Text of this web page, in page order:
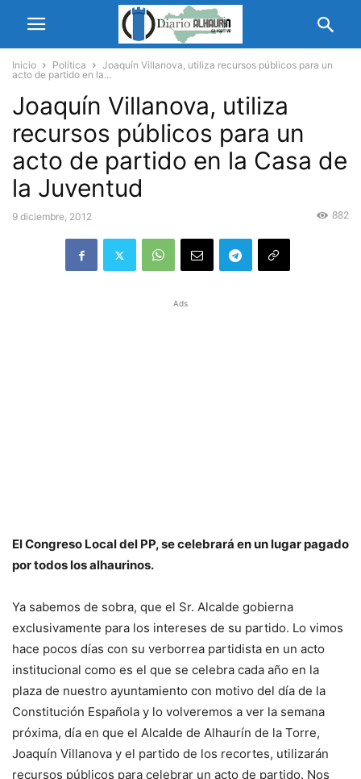
Inicio Política
Joaquín Villanova, utiliza recursos públicos para un
acto de partido en la...
Joaquín Villanova, utiliza
recursos públicos para un
acto de partido en la Casa de
la Juventud
9 diciembre, 2012 882
Ads
El Congreso Local del PP, se celebrará en un lugar pagado
por todos los alhaurinos.
Ya sabemos de sobra, que el Sr. Alcalde gobierna
exclusivamente para los intereses de su partido. Lo vimos
hace pocos días con su verborrea partidista en un acto
institucional como es el que se celebra cada año en la
plaza de nuestro ayuntamiento con motivo del día de la
Constitución Española y lo volveremos a ver la semana
próxima, día en que el Alcalde de Alhaurín de la Torre,
Joaquín Villanova y el partido de los recortes, utilizarán
recursos públicos para celebrar un acto de partido. Nos